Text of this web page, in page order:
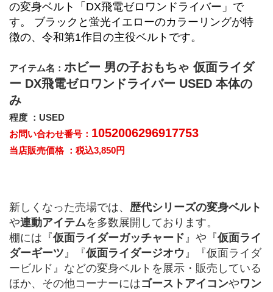
の変身ベルト「DX飛電ゼロワンドライバー」で
す。 ブラックと蛍光イエローのカラーリングが特
徴の、令和第1作目の主役ベルトです。
アイテム名： ホビー 男の子おもちゃ 仮面ライダ
ー DX飛電ゼロワンドライバー USED 本体の
み
程度 ：USED
お問い合わせ番号： 1052006296917753
当店販売価格 ：税込3,850円
新しくなった売場では、 歴代シリーズの変身ベルト
や連動アイテムを多数展開しております。
棚には『仮面ライダーガッチャード』や『仮面ライ
ダーギーツ』『仮面ライダージオウ』『仮面ライダ
ービルド』などの変身ベルトを展示・販売している
ほか、その他コーナーにはゴーストアイコンやワン